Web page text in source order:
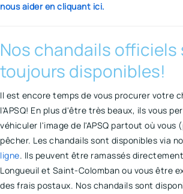
nous aider en cliquant ici.
Nos chandails officiels
toujours disponibles!
Il est encore temps de vous procurer votre
l'APSQ! En plus d'être très beaux, ils vous
véhiculer l'image de l'APSQ partout où vous
pêcher. Les chandails sont disponibles via
ligne. Ils peuvent être ramassés
Longueuil et Saint-Colomban ou vous être
des frais postaux. Nos chandails sont